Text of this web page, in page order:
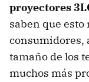
proyectores
saben que esto
consumidores,
tamaño de los
muchos más